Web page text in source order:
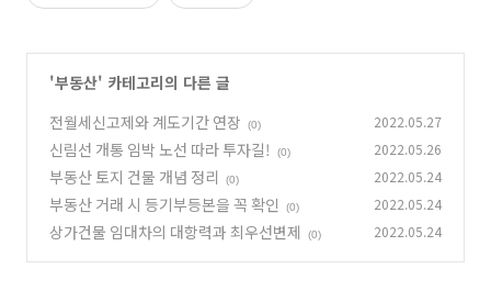
'부동산' 카테고리의 다른 글
전월세신고제와 계도기간 연장
(0) 2022.05.27
신림선 개통 임박 노선 따라 투자길! (0) 2022.05.26
부동산 토지 건물 개념 정리 (0) 2022.05.24
부동산 거래 시 등기부등본을 꼭 확인 (0) 2022.05.24
상가건물 임대차의 대항력과 최우선변제 (0) 2022.05.24